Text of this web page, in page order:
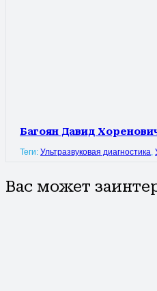
Багоян Давид
Теги: Ультразвуковая диагностика,
Вас может